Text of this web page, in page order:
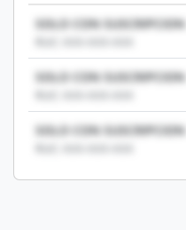
SOLO CON SUSCRIPCION
SOLO CON SUSCRIPCION
SOLO CON SUSCRIPCION